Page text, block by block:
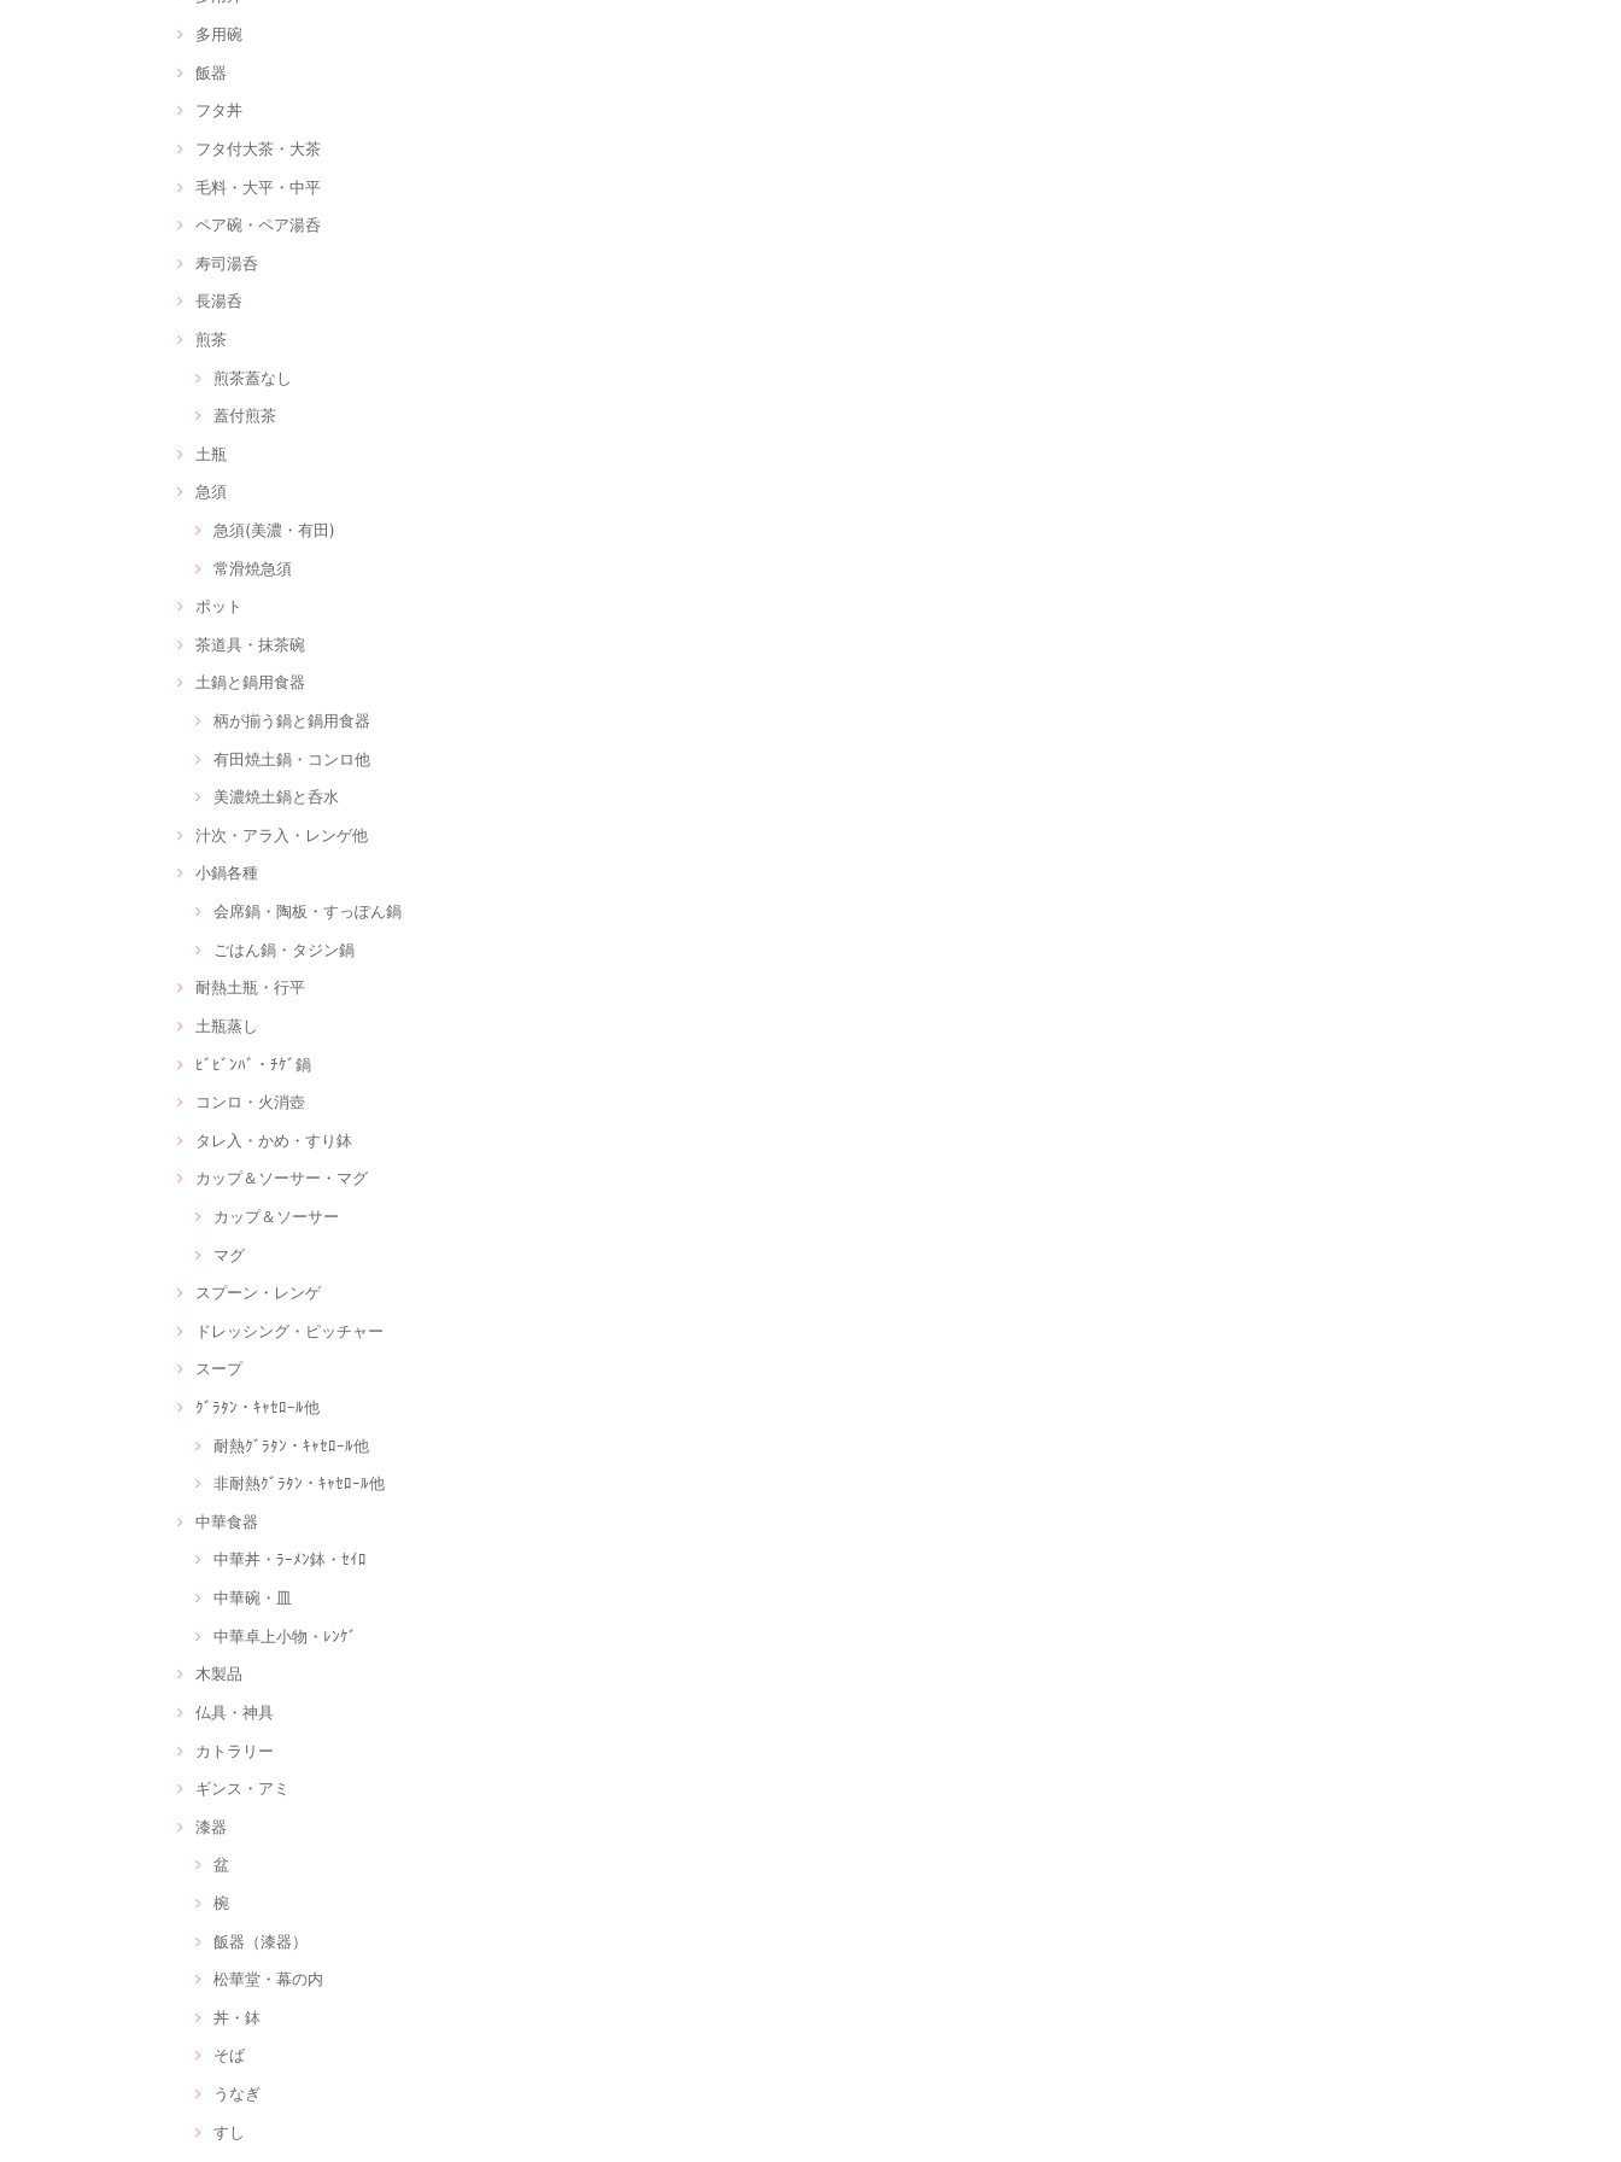
多用碗
飯器
フタ丼
フタ付大茶・大茶
毛料・大平・中平
ペア碗・ペア湯呑
寿司湯呑
長湯呑
煎茶
煎茶蓋なし
蓋付煎茶
土瓶
急須
急須(美濃・有田)
常滑焼急須
ポット
茶道具・抹茶碗
土鍋と鍋用食器
柄が揃う鍋と鍋用食器
有田焼土鍋・コンロ他
美濃焼土鍋と呑水
汁次・アラ入・レンゲ他
小鍋各種
会席鍋・陶板・すっぽん鍋
ごはん鍋・タジン鍋
耐熱土瓶・行平
土瓶蒸し
ﾋﾞﾋﾞﾝﾊﾞ・ﾁｹﾞ鍋
コンロ・火消壺
タレ入・かめ・すり鉢
カップ＆ソーサー・マグ
カップ＆ソーサー
マグ
スプーン・レンゲ
ドレッシング・ピッチャー
スープ
ｸﾞﾗﾀﾝ・ｷｬｾﾛｰﾙ他
耐熱ｸﾞﾗﾀﾝ・ｷｬｾﾛｰﾙ他
非耐熱ｸﾞﾗﾀﾝ・ｷｬｾﾛｰﾙ他
中華食器
中華丼・ﾗｰﾒﾝ鉢・ｾｲﾛ
中華碗・皿
中華卓上小物・ﾚﾝｹﾞ
木製品
仏具・神具
カトラリー
ギンス・アミ
漆器
盆
椀
飯器（漆器）
松華堂・幕の内
丼・鉢
そば
うなぎ
すし